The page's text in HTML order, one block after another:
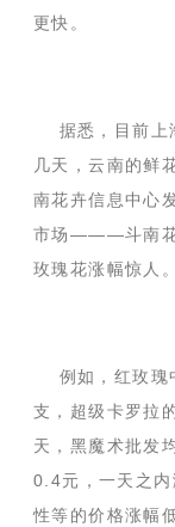
更快。
据悉，目前上
几天，云南的鲜
南花卉信息中心
市场———斗南花
玫瑰花涨幅惊人。
例如，红玫瑰
支，超级卡罗拉
天，黑魔术批发
0.4元，一天之
性等的价格涨幅